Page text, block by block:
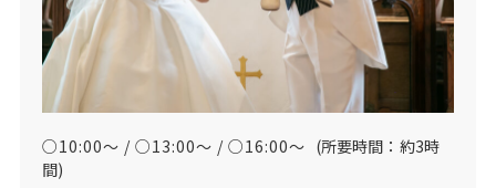
○10:00～ / ○13:00～ / ○16:00～ (所要時間：約3時
間)